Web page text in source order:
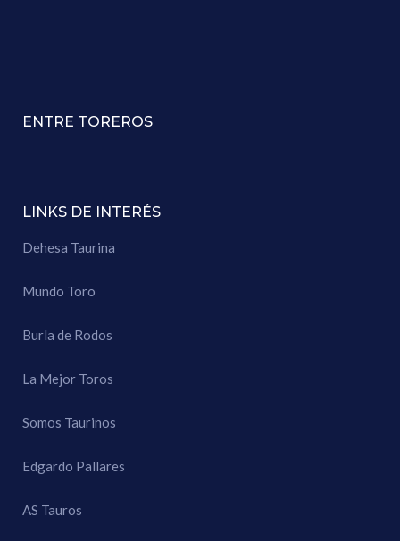
ENTRE TOREROS
LINKS DE INTERÉS
Dehesa Taurina
Mundo Toro
Burla de Rodos
La Mejor Toros
Somos Taurinos
Edgardo Pallares
AS Tauros